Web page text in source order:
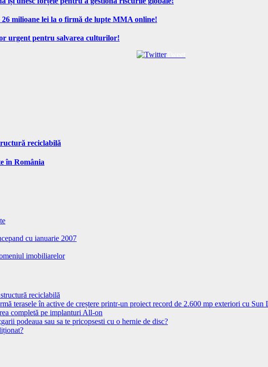
milioane lei la o firmă de lupte MMA online!
urgent pentru salvarea culturilor!
Tweet
reciclabilă
în România
cu ianuarie 2007
imobiliarelor
reciclabilă
terasele în active de creștere printr-un proiect record de 2.600 mp exteriori cu Sun
completă pe implanturi All-on
podeaua sau sa te pricopsesti cu o hernie de disc?